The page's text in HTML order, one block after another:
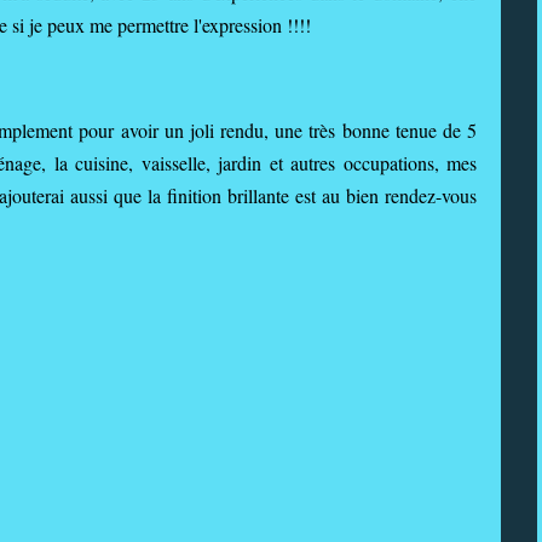
si je peux me permettre l'expression !!!!
pour avoir un joli rendu, une très bonne tenue de 5
la cuisine, vaisselle, jardin et autres occupations, mes
aussi que la finition brillante est au bien rendez-vous